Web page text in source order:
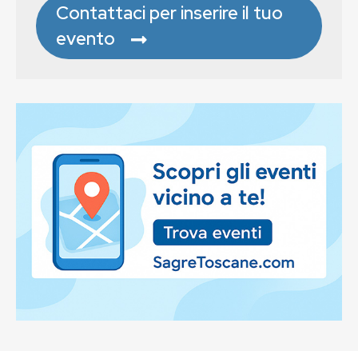
Contattaci per inserire il tuo
evento